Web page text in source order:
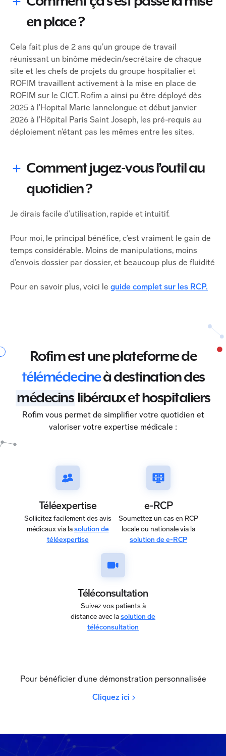
en place ?
Cela fait plus de 2 ans qu’un groupe de travail
réunissant un binôme médecin/secrétaire de chaque
site et les chefs de projets du groupe hospitalier et
ROFIM travaillent activement à la mise en place de
ROFIM sur le CICT. Rofim a ainsi pu être déployé dès
2025 à l’Hopital Marie lannelongue et début janvier
2026 à l’Hôpital Paris Saint Joseph, les pré-requis au
déploiement n’étant pas les mêmes entre les sites.
Comment jugez-vous l’outil au
quotidien ?
Je dirais facile d’utilisation, rapide et intuitif.
Pour moi, le principal bénéfice, c’est vraiment le gain de
temps considérable. Moins de manipulations, moins
d’envois dossier par dossier, et beaucoup plus de fluidité
Pour en savoir plus, voici le guide complet sur les RCP.
Rofim est une plateforme de
télémédecineà destination des
médecins libéraux et hospitaliers
Rofim vous permet de simplifier votre quotidien et
valoriser votre expertise médicale :
Téléexpertise
Sollicitez facilement des avis
médicaux via lasolution de
téléexpertise
e-RCP
Soumettez un cas en RCP
locale ou nationale via la
solution de e-RCP
Téléconsultation
Suivez vos patients à
distance avec lasolution de
téléconsultation
Pour bénéficier d'une démonstration personnalisée
Cliquez ici